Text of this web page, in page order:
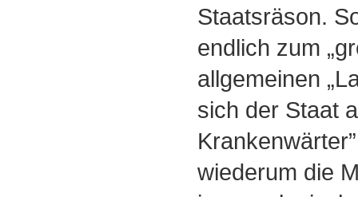
Staatsräson.
endlich zum
allgemeinen
sich der Staat
wiederum die